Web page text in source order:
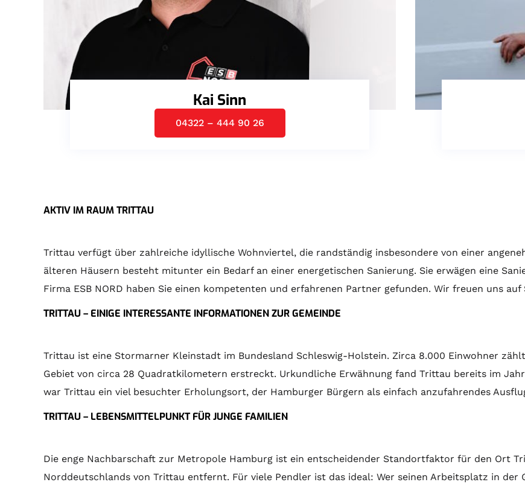
Kai Sinn
04322 – 444 90 26
AKTIV IM RAUM TRITTAU
Trittau verfügt über zahlreiche idyllische Wohnviertel, die randständig insbesondere von einer
älteren Häusern besteht mitunter ein Bedarf an einer energetischen Sanierung. Sie erwägen eine
Firma ESB NORD haben Sie einen kompetenten und erfahrenen Partner gefunden. Wir freuen uns auf
TRITTAU – EINIGE INTERESSANTE INFORMATIONEN ZUR GEMEINDE
Trittau ist eine Stormarner Kleinstadt im Bundesland Schleswig-Holstein. Zirca 8.000 Einwohner
Gebiet von circa 28 Quadratkilometern erstreckt. Urkundliche Erwähnung fand Trittau bereits im
war Trittau ein viel besuchter Erholungsort, der Hamburger Bürgern als einfach anzufahrendes
TRITTAU – LEBENSMITTELPUNKT FÜR JUNGE FAMILIEN
Die enge Nachbarschaft zur Metropole Hamburg ist ein entscheidender Standortfaktor für den Ort
Norddeutschlands von Trittau entfernt. Für viele Pendler ist das ideal: Wer seinen Arbeitsplatz in